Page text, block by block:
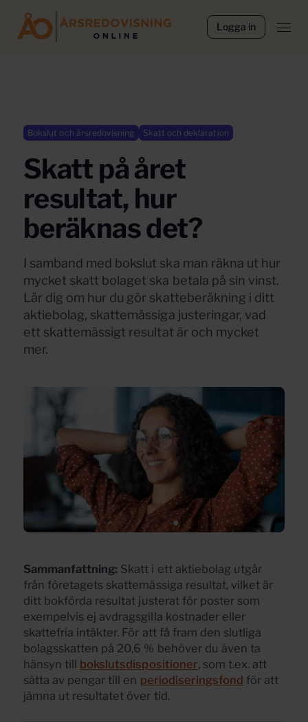
Logga in
Bokslut och årsredovisning Skatt och deklaration
Skatt på året
resultat, hur
beräknas det?
I samband med bokslut ska man räkna ut hur
mycket skatt bolaget ska betala på sin vinst.
Lär dig om hur du gör skatteberäkning i ditt
aktiebolag, skattemässiga justeringar, vad
ett skattemässigt resultat är och mycket
mer.
Sammanfattning: Skatt i ett aktiebolag utgår
från företagets skattemässiga resultat, vilket är
ditt bokförda resultat justerat för poster som
exempelvis ej avdragsgilla kostnader eller
skattefria intäkter. För att få fram den slutliga
bolagsskatten på 20,6 % behöver du även ta
hänsyn till bokslutsdispositioner, som t.ex. att
sätta av pengar till en periodiseringsfond för att
jämna ut resultatet över tid.